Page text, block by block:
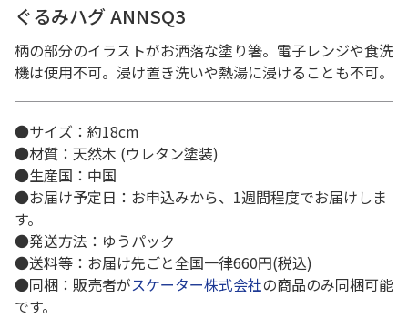
ぐるみハグ ANNSQ3
柄の部分のイラストがお洒落な塗り箸。電子レンジや食洗
機は使用不可。浸け置き洗いや熱湯に浸けることも不可。
●サイズ：約18cm
●材質：天然木 (ウレタン塗装)
●生産国：中国
●お届け予定日：お申込みから、1週間程度でお届けしま
す。
●発送方法：ゆうパック
●送料等：お届け先ごと全国一律660円(税込)
●同梱：販売者がスケーター株式会社の商品のみ同梱可能
です。